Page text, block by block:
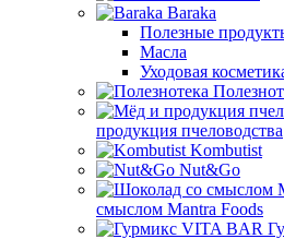
Baraka
Полезные
Масла
Уходовая
продукция пчеловодства
Kombutist
Nut&Go
смыслом Mantra Foods